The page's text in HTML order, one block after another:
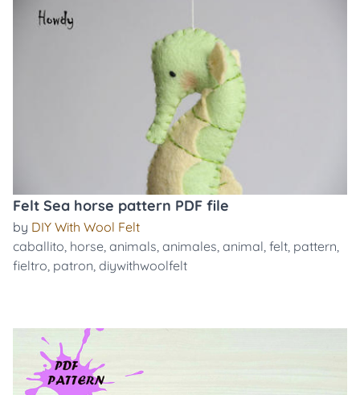
Felt Sea horse pattern PDF file
by DIY With Wool Felt
caballito, horse, animals, animales, animal, felt, pattern,
fieltro, patron, diywithwoolfelt